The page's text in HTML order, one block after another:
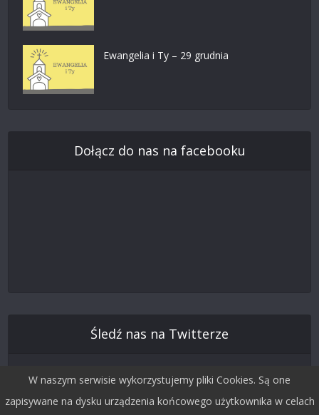
Ewangelia i Ty – 29 grudnia
Dołącz do nas na facebooku
Śledź nas na Twitterze
W naszym serwisie wykorzystujemy pliki Cookies. Są one
zapisywane na dysku urządzenia końcowego użytkownika w celach